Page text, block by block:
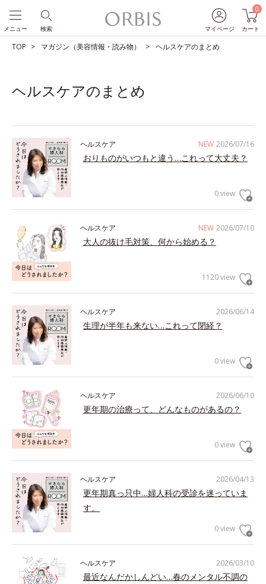
マイページ
0
カート
検索
メニュー
TOP マガジン（美容情報・読み物） ヘルスケアのまとめ
ヘルスケアのまとめ
NEW 2026/07/16
ヘルスケア
おりものがいつもと違う…これって大丈夫？
0 view
NEW 2026/07/10
ヘルスケア
大人の抜け毛対策、何から始める？
1120 view
2026/06/14
ヘルスケア
生理が半年も来ない…これって閉経？
0 view
2026/06/10
ヘルスケア
更年期の治療って、どんなものがあるの？
0 view
2026/04/13
ヘルスケア
更年期真っ只中…婦人科の受診を迷っていま
す。
0 view
2026/03/10
ヘルスケア
最近なんだかしんどい…春のメンタル不調の